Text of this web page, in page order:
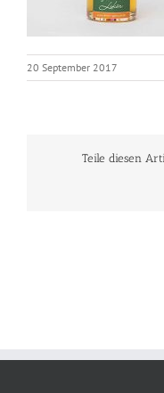
20 September 2017
Teile diesen